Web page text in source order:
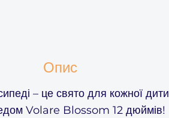
Опис
– це свято для кожної
Volare Blossom 12 дюймів!